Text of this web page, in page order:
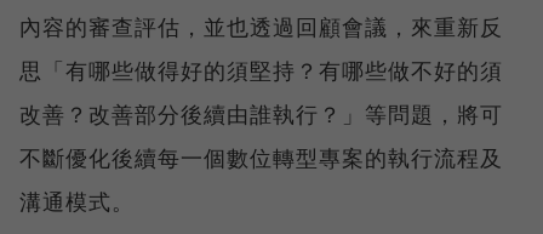
內容的審查評估，並也透過回顧會議，來重新反
思「有哪些做得好的須堅持？有哪些做不好的須
改善？改善部分後續由誰執行？」等問題，將可
不斷優化後續每一個數位轉型專案的執行流程及
溝通模式。